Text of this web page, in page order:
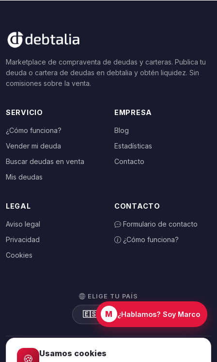
Marketplace de compraventa de deudas y carteras. Publica tu
deuda o cartera de deudas en debtalia y obtén liquidez. Sin
comisiones sobre la venta.
SERVICIO
¿Cómo funciona?
Vender mi deuda
Buscar deudas en venta
Mis deudas
EMPRESA
Blog
Estadísticas
Contacto
LEGAL
Aviso legal
Privacidad
Cookies
CONTACTO
Formulario de contacto
¿Cómo funciona?
ELIGE TU PAÍS
🇪🇸 España
© 2026 Debtalia.com. Todos los derechos reservados.
M ¿Hablamos? Soy Marco
🍪 Usamos cookies